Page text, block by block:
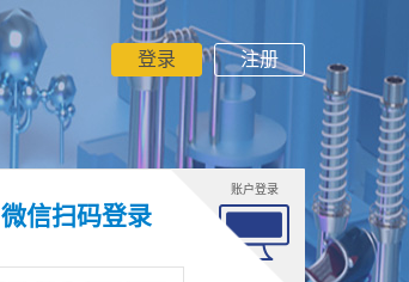
登录 注册
账户登录
微信扫码登录